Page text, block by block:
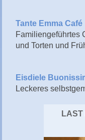
Tante Emma Café
Familiengeführtes
und Torten und
Eisdiele
Leckeres
LAST